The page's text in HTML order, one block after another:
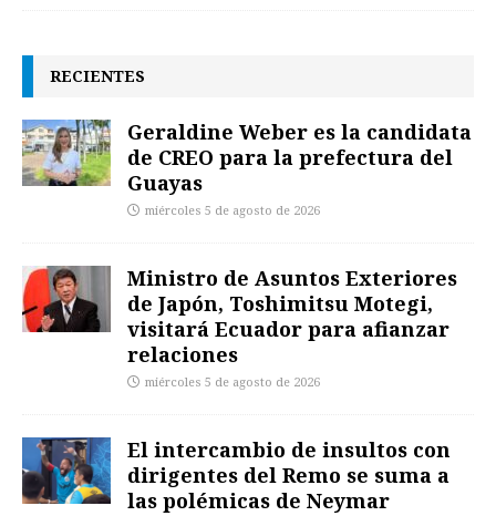
RECIENTES
Geraldine Weber es la candidata
de CREO para la prefectura del
Guayas
miércoles 5 de agosto de 2026
Ministro de Asuntos Exteriores
de Japón, Toshimitsu Motegi,
visitará Ecuador para afianzar
relaciones
miércoles 5 de agosto de 2026
El intercambio de insultos con
dirigentes del Remo se suma a
las polémicas de Neymar